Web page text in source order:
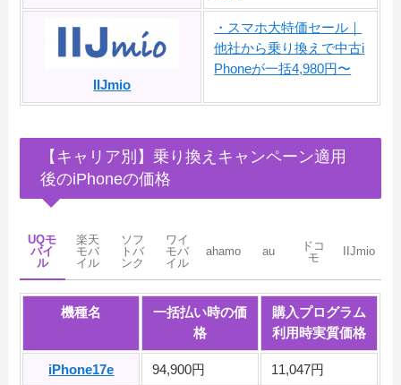
IIJmio
・スマホ大特価セール｜
他社から乗り換えで中古i
Phoneが一括4,980円〜
【キャリア別】乗り換えキャンペーン適用
後のiPhoneの価格
UQモ
バイ
ル
楽天
モバ
イル
ソフ
トバ
ンク
ワイ
モバ
イル
ahamo au
ドコ
モ
IIJmio
機種名
一括払い時の価
格
購入プログラム
利用時実質価格
iPhone17e 94,900円 11,047円